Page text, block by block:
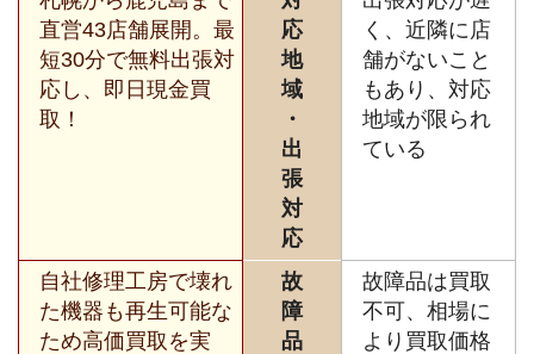
直営43店舗展開。最
短30分で無料出張対
応し、即日現金買
取！
応
地
域
・
出
張
対
応
く、近隣に店
舗がないこと
もあり、対応
地域が限られ
ている
自社修理工房で壊れ
た機器も再生可能な
ため高価買取を実
故
障
品
故障品は買取
不可、相場に
より買取価格